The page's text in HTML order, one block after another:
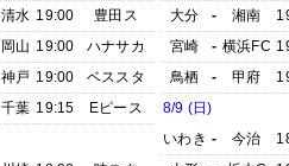
清水 19:00
豊田ス
岡山 19:00
ハナサカ
神戸 19:00
ベススタ
千葉 19:15
Eピース
大分
- 湘南
宮崎
- 横浜FC
鳥栖
- 甲府
8/9 (日)
いわき - 今治